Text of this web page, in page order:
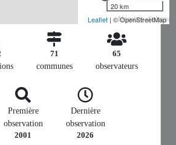
Nombre
20 km
Leaflet | © OpenStreetMap
71
communes
65
observateurs
Première
observation
2001
Dernière
observation
2026